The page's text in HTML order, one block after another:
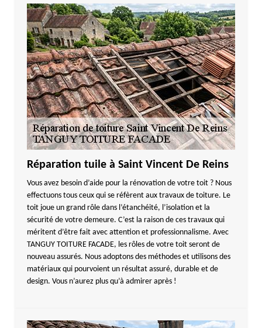
Réparation tuile à Saint Vincent De Reins
Vous avez besoin d’aide pour la rénovation de votre toit ? Nous
effectuons tous ceux qui se réfèrent aux travaux de toiture. Le
toit joue un grand rôle dans l’étanchéité, l’isolation et la
sécurité de votre demeure. C’est la raison de ces travaux qui
méritent d’être fait avec attention et professionnalisme. Avec
TANGUY TOITURE FACADE, les rôles de votre toit seront de
nouveau assurés. Nous adoptons des méthodes et utilisons des
matériaux qui pourvoient un résultat assuré, durable et de
design. Vous n’aurez plus qu’à admirer après !